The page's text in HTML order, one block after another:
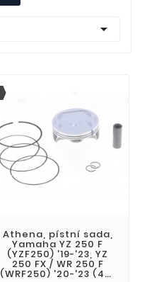

Athena, pístní sada,
Yamaha YZ 250 F
(YZF250) '19-'23, YZ
250 FX / WR 250 F
(WRF250) '20-'23 (4T)